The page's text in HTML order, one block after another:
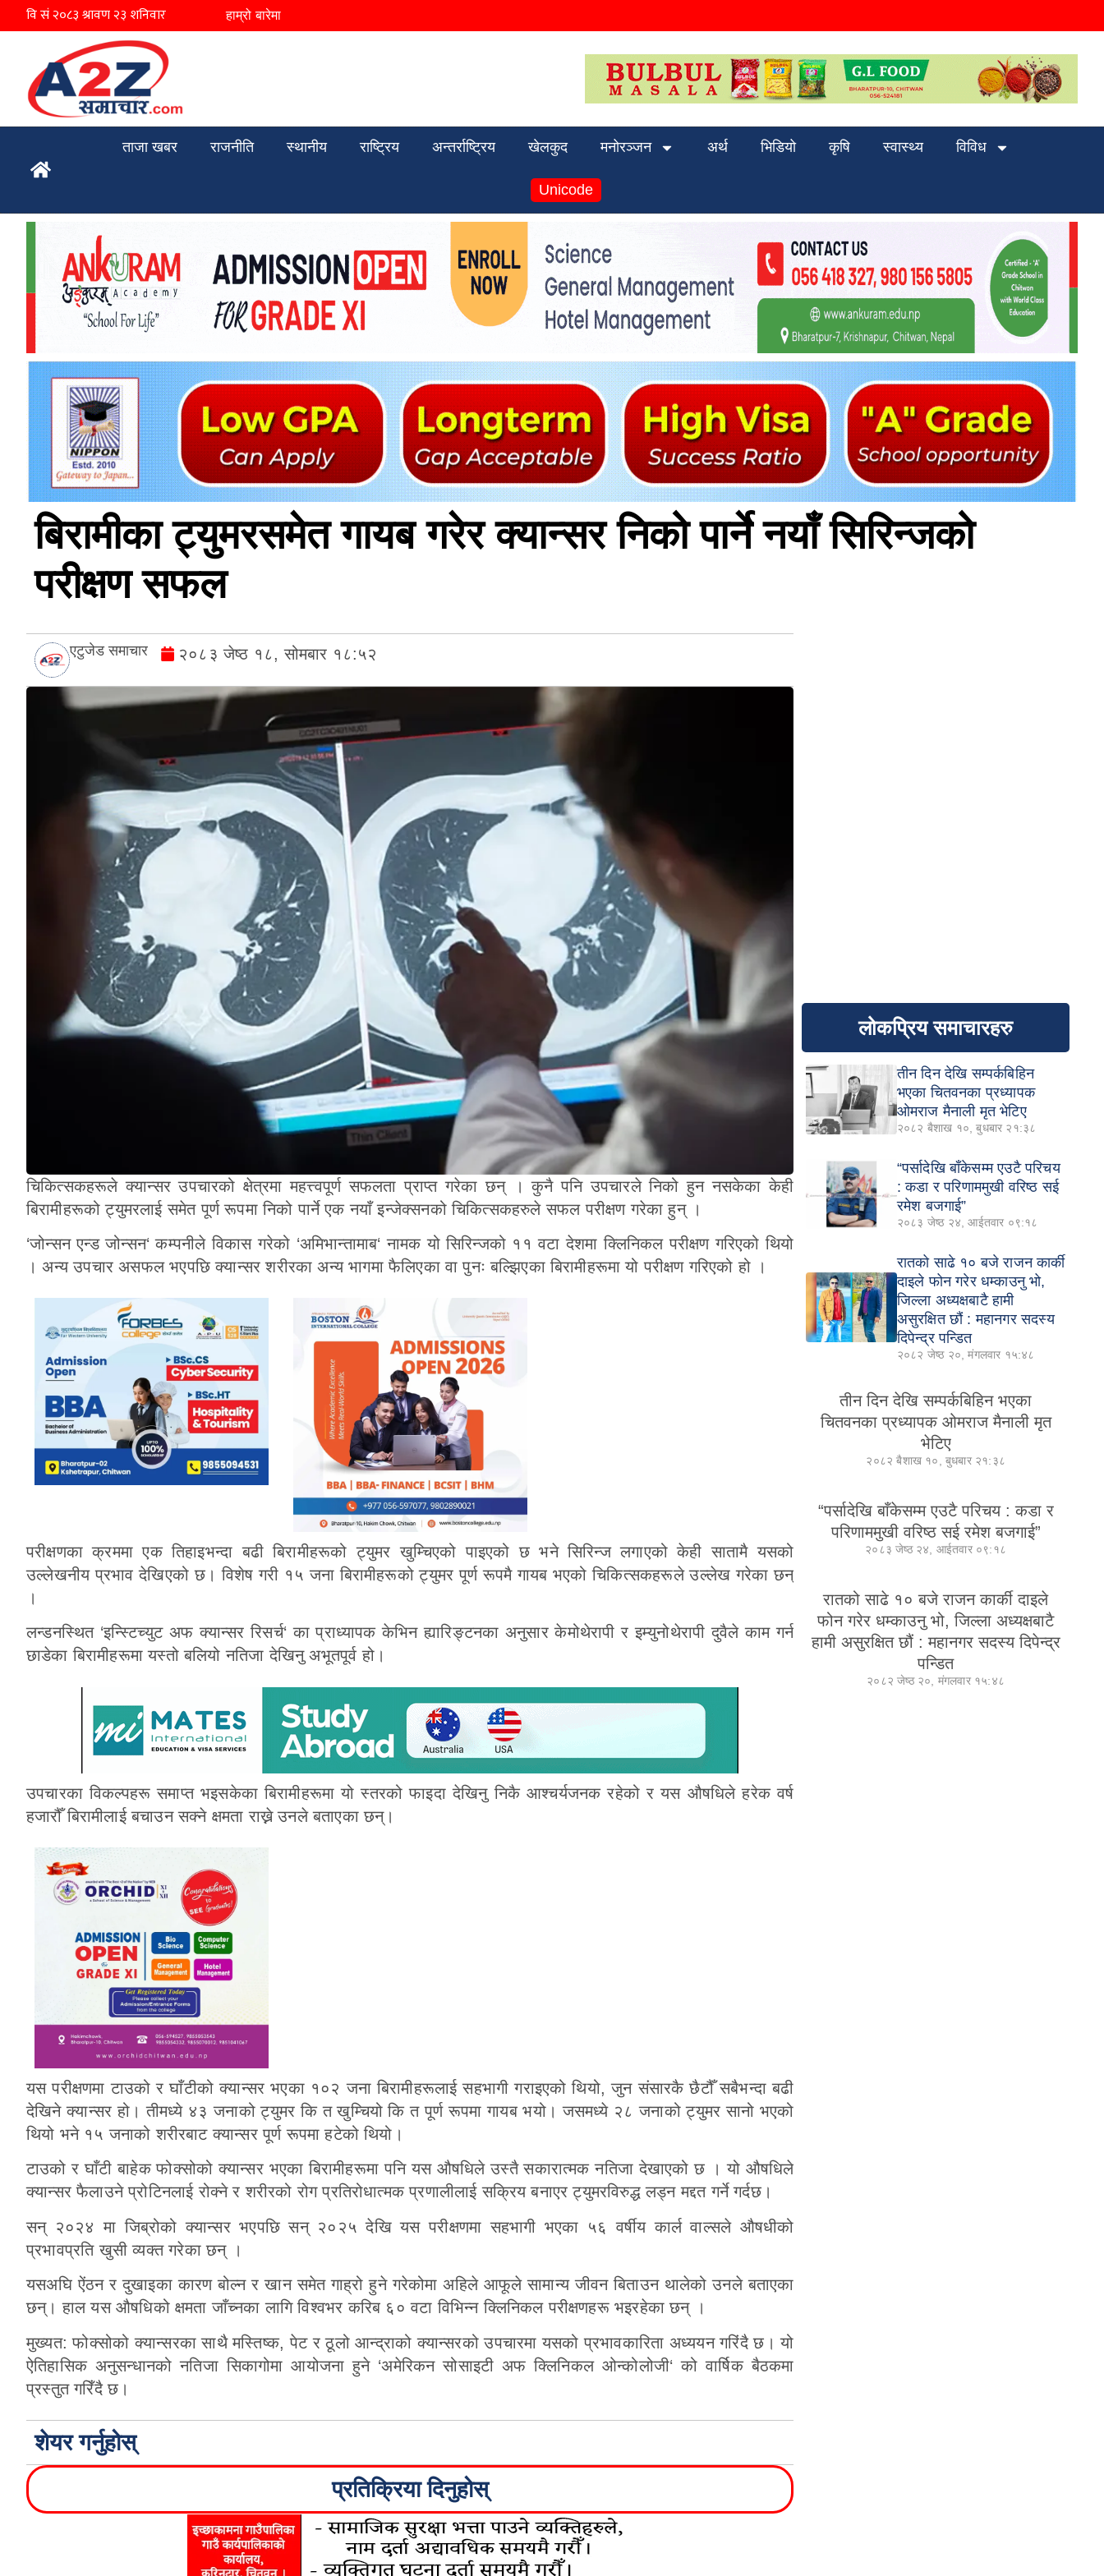
हाम्रो बारेमा
ताजा खबर राजनीति स्थानीय राष्ट्रिय अन्तर्राष्ट्रिय खेलकुद मनोरञ्जन अर्थ भिडियो कृषि स्वास्थ्य विविध
Unicode
बिरामीका ट्युमरसमेत गायब गरेर क्यान्सर निको पार्ने नयाँ सिरिन्जको
परीक्षण सफल
एटुजेड समाचार २०८३ जेष्ठ १८, सोमबार १८:५२
चिकित्सकहरूले क्यान्सर उपचारको क्षेत्रमा महत्त्वपूर्ण सफलता प्राप्त गरेका छन् । कुनै पनि उपचारले निको हुन नसकेका केही
बिरामीहरूको ट्युमरलाई समेत पूर्ण रूपमा निको पार्ने एक नयाँ इन्जेक्सनको चिकित्सकहरुले सफल परीक्षण गरेका हुन् ।
‘जोन्सन एन्ड जोन्सन‘ कम्पनीले विकास गरेको ‘अमिभान्तामाब‘ नामक यो सिरिन्जको ११ वटा देशमा क्लिनिकल परीक्षण गरिएको थियो
। अन्य उपचार असफल भएपछि क्यान्सर शरीरका अन्य भागमा फैलिएका वा पुनः बल्झिएका बिरामीहरूमा यो परीक्षण गरिएको हो ।
परीक्षणका क्रममा एक तिहाइभन्दा बढी बिरामीहरूको ट्युमर खुम्चिएको पाइएको छ भने सिरिन्ज लगाएको केही सातामै यसको
उल्लेखनीय प्रभाव देखिएको छ। विशेष गरी १५ जना बिरामीहरूको ट्युमर पूर्ण रूपमै गायब भएको चिकित्सकहरूले उल्लेख गरेका छन्
।
लन्डनस्थित ‘इन्स्टिच्युट अफ क्यान्सर रिसर्च‘ का प्राध्यापक केभिन ह्यारिङ्टनका अनुसार केमोथेरापी र इम्युनोथेरापी दुवैले काम गर्न
छाडेका बिरामीहरूमा यस्तो बलियो नतिजा देखिनु अभूतपूर्व हो।
उपचारका विकल्पहरू समाप्त भइसकेका बिरामीहरूमा यो स्तरको फाइदा देखिनु निकै आश्चर्यजनक रहेको र यस औषधिले हरेक वर्ष
हजारौँ बिरामीलाई बचाउन सक्ने क्षमता राख्ने उनले बताएका छन्।
यस परीक्षणमा टाउको र घाँटीको क्यान्सर भएका १०२ जना बिरामीहरूलाई सहभागी गराइएको थियो, जुन संसारकै छैटौँ सबैभन्दा बढी
देखिने क्यान्सर हो। तीमध्ये ४३ जनाको ट्युमर कि त खुम्चियो कि त पूर्ण रूपमा गायब भयो। जसमध्ये २८ जनाको ट्युमर सानो भएको
थियो भने १५ जनाको शरीरबाट क्यान्सर पूर्ण रूपमा हटेको थियो।
टाउको र घाँटी बाहेक फोक्सोको क्यान्सर भएका बिरामीहरूमा पनि यस औषधिले उस्तै सकारात्मक नतिजा देखाएको छ । यो औषधिले
क्यान्सर फैलाउने प्रोटिनलाई रोक्ने र शरीरको रोग प्रतिरोधात्मक प्रणालीलाई सक्रिय बनाएर ट्युमरविरुद्ध लड्न मद्दत गर्ने गर्दछ।
सन् २०२४ मा जिब्रोको क्यान्सर भएपछि सन् २०२५ देखि यस परीक्षणमा सहभागी भएका ५६ वर्षीय कार्ल वाल्सले औषधीको
प्रभावप्रति खुसी व्यक्त गरेका छन् ।
यसअघि ऐंठन र दुखाइका कारण बोल्न र खान समेत गाह्रो हुने गरेकोमा अहिले आफूले सामान्य जीवन बिताउन थालेको उनले बताएका
छन्। हाल यस औषधिको क्षमता जाँच्नका लागि विश्वभर करिब ६० वटा विभिन्न क्लिनिकल परीक्षणहरू भइरहेका छन् ।
मुख्यत: फोक्सोको क्यान्सरका साथै मस्तिष्क, पेट र ठूलो आन्द्राको क्यान्सरको उपचारमा यसको प्रभावकारिता अध्ययन गरिंदै छ। यो
ऐतिहासिक अनुसन्धानको नतिजा सिकागोमा आयोजना हुने ‘अमेरिकन सोसाइटी अफ क्लिनिकल ओन्कोलोजी‘ को वार्षिक बैठकमा
प्रस्तुत गरिँदै छ।
शेयर गर्नुहोस्
प्रतिक्रिया दिनुहोस्
लोकप्रिय समाचारहरु
तीन दिन देखि सम्पर्कबिहिन
भएका चितवनका प्रध्यापक
ओमराज मैनाली मृत भेटिए
२०८२ बैशाख १०, बुधबार २१:३८
“पर्सादेखि बाँकेसम्म एउटै परिचय
: कडा र परिणाममुखी वरिष्ठ सई
रमेश बजगाई”
२०८३ जेष्ठ २४, आईतवार ०९:१८
रातको साढे १० बजे राजन कार्की
दाइले फोन गरेर धम्काउनु भो,
जिल्ला अध्यक्षबाटै हामी
असुरक्षित छौं : महानगर सदस्य
दिपेन्द्र पन्डित
२०८२ जेष्ठ २०, मंगलवार १५:४८
तीन दिन देखि सम्पर्कबिहिन भएका
चितवनका प्रध्यापक ओमराज मैनाली मृत
भेटिए
२०८२ बैशाख १०, बुधबार २१:३८
“पर्सादेखि बाँकेसम्म एउटै परिचय : कडा र
परिणाममुखी वरिष्ठ सई रमेश बजगाई”
२०८३ जेष्ठ २४, आईतवार ०९:१८
रातको साढे १० बजे राजन कार्की दाइले
फोन गरेर धम्काउनु भो, जिल्ला अध्यक्षबाटै
हामी असुरक्षित छौं : महानगर सदस्य दिपेन्द्र
पन्डित
२०८२ जेष्ठ २०, मंगलवार १५:४८